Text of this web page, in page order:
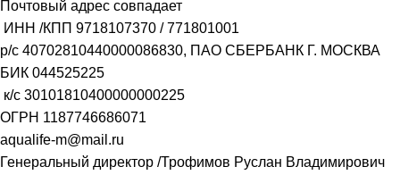
Почтовый адрес совпадает
ИНН /КПП 9718107370 /771801001
р/с 40702810440000086830, ПАО СБЕРБАНК Г. МОСКВА
БИК 044525225
к/с 30101810400000000225
ОГРН 1187746686071
aqualife-m@mail.ru
Генеральный директор /Трофимов Руслан Владимирович